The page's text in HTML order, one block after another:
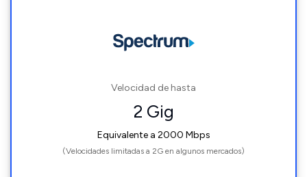
Velocidad de hasta
2 Gig
Equivalente a 2000 Mbps
(Velocidades limitadas a 2G en algunos mercados)